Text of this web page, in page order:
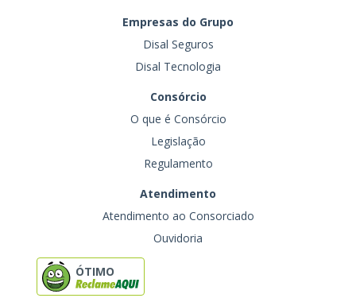
Empresas do Grupo
Disal Seguros
Disal Tecnologia
Consórcio
O que é Consórcio
Legislação
Regulamento
Atendimento
Atendimento ao Consorciado
Ouvidoria
ÓTIMO